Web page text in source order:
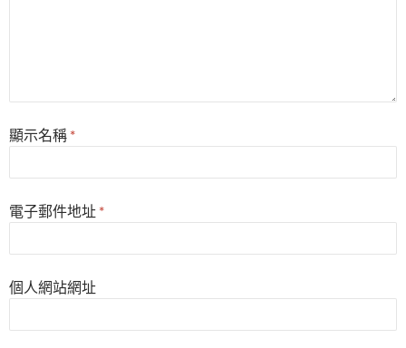
顯示名稱 *
電子郵件地址 *
個人網站網址